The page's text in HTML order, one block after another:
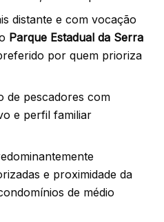
distante e com vocação
Parque Estadual da Serra
por quem prioriza
de pescadores com
e perfil familiar
e proximidade da
de médio